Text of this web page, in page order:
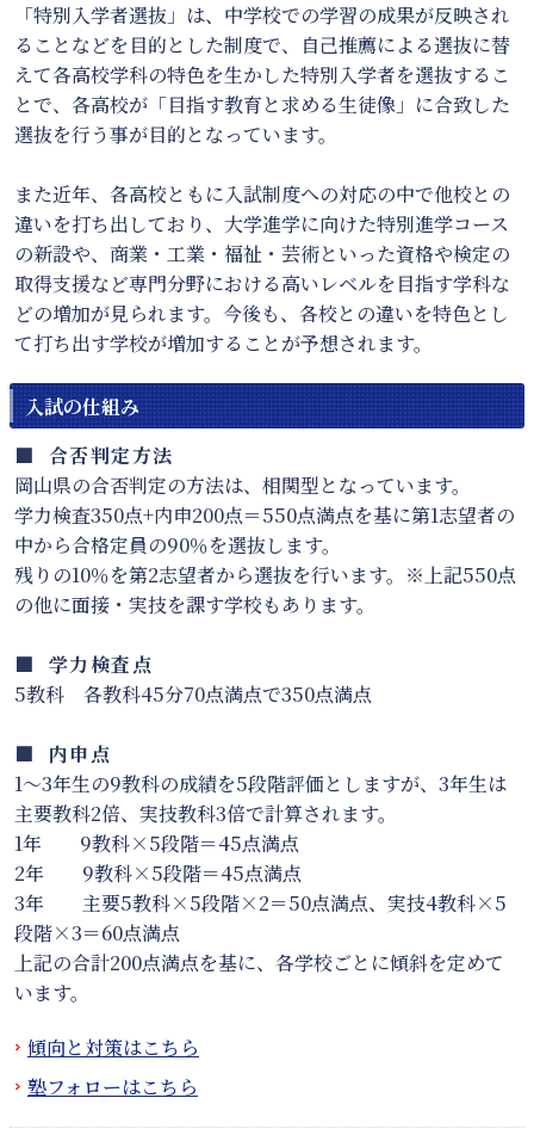
「特別入学者選抜」は、中学校での学習の成果が反映され
ることなどを目的とした制度で、自己推薦による選抜に替
えて各高校学科の特色を生かした特別入学者を選抜するこ
とで、各高校が「目指す教育と求める生徒像」に合致した
選抜を行う事が目的となっています。
また近年、各高校ともに入試制度への対応の中で他校との
違いを打ち出しており、大学進学に向けた特別進学コース
の新設や、商業・工業・福祉・芸術といった資格や検定の
取得支援など専門分野における高いレベルを目指す学科な
どの増加が見られます。今後も、各校との違いを特色とし
て打ち出す学校が増加することが予想されます。
入試の仕組み
■ 合否判定方法
岡山県の合否判定の方法は、相関型となっています。
学力検査350点+内申200点＝550点満点を基に第1志望者の
中から合格定員の90％を選抜します。
残りの10％を第2志望者から選抜を行います。※上記550点
の他に面接・実技を課す学校もあります。
■ 学力検査点
5教科 各教科45分70点満点で350点満点
■ 内申点
1～3年生の9教科の成績を5段階評価としますが、3年生は
主要教科2倍、実技教科3倍で計算されます。
1年 9教科×5段階＝45点満点
2年 9教科×5段階＝45点満点
3年 主要5教科×5段階×2＝50点満点、実技4教科×5
段階×3＝60点満点
上記の合計200点満点を基に、各学校ごとに傾斜を定めて
います。
傾向と対策はこちら
塾フォローはこちら